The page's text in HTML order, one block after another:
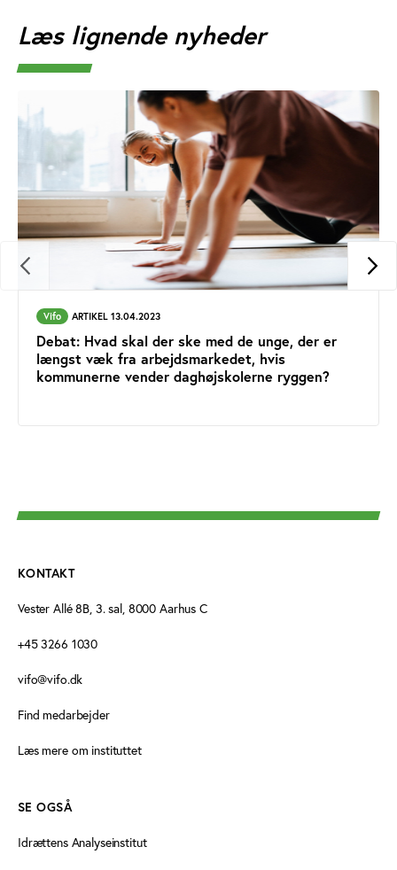
Læs lignende nyheder
Vifo ARTIKEL 13.04.2023
Debat: Hvad skal der ske med de unge, der er
længst væk fra arbejdsmarkedet, hvis
kommunerne vender daghøjskolerne ryggen?
KONTAKT
Vester Allé 8B, 3. sal, 8000 Aarhus C
+45 3266 1030
vifo@vifo.dk
Find medarbejder
Læs mere om instituttet
SE OGSÅ
Idrættens Analyseinstitut